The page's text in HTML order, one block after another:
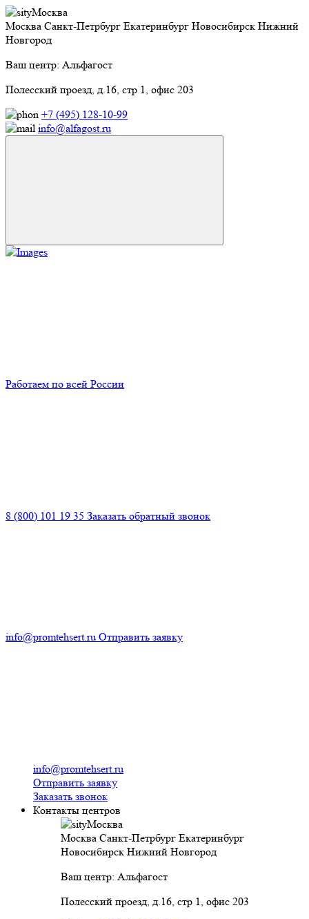
Москва
Москва Санкт-Петрбург Екатеринбург Новосибирск Нижний
Новгород
Ваш центр: Альфагост
Полесский проезд, д.16, стр 1, офис 203
+7 (495) 128-10-99
info@alfagost.ru
Работаем по всей России
8 (800) 101 19 35 Заказать обратный звонок
info@promtehsert.ru Отправить заявку
info@promtehsert.ru
Отправить заявку
Заказать звонок
Контакты центров
Москва
Москва Санкт-Петрбург Екатеринбург
Новосибирск Нижний Новгород
Ваш центр: Альфагост
Полесский проезд, д.16, стр 1, офис 203